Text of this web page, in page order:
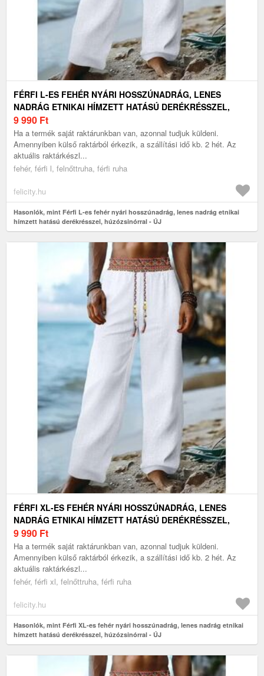
FÉRFI L-ES FEHÉR NYÁRI HOSSZÚNADRÁG, LENES
NADRÁG ETNIKAI HÍMZETT HATÁSÚ DERÉKRÉSSZEL,
HÚZÓZSINÓRRAL - ÚJ
9 990 Ft
Ha a termék saját raktárunkban van, azonnal tudjuk küldeni.
Amennyiben külső raktárból érkezik, a szállítási idő kb. 2 hét. Az
aktuális raktárkészl...
fehér, férfi l, felnőttruha, férfi ruha
felicity.hu
Hasonlók, mint Férfi L-es fehér nyári hosszúnadrág, lenes nadrág etnikai
hímzett hatású derékrésszel, húzózsinórral - ÚJ
FÉRFI XL-ES FEHÉR NYÁRI HOSSZÚNADRÁG, LENES
NADRÁG ETNIKAI HÍMZETT HATÁSÚ DERÉKRÉSSZEL,
HÚZÓZSINÓRRAL - ÚJ
9 990 Ft
Ha a termék saját raktárunkban van, azonnal tudjuk küldeni.
Amennyiben külső raktárból érkezik, a szállítási idő kb. 2 hét. Az
aktuális raktárkészl...
fehér, férfi xl, felnőttruha, férfi ruha
felicity.hu
Hasonlók, mint Férfi XL-es fehér nyári hosszúnadrág, lenes nadrág etnikai
hímzett hatású derékrésszel, húzózsinórral - ÚJ